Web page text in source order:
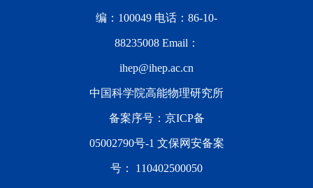
编：100049 电话：86-10-
88235008 Email：
ihep@ihep.ac.cn
中国科学院高能物理研究所
备案序号： 京ICP备
05002790号-1 文保网安备案
号： 110402500050